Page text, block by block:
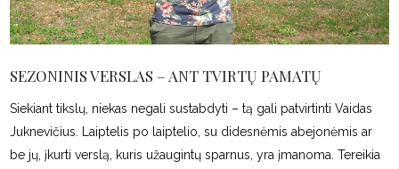
SEZONINIS VERSLAS – ANT TVIRTŲ PAMATŲ
Siekiant tikslų, niekas negali sustabdyti – tą gali patvirtinti Vaidas
Juknevičius. Laiptelis po laiptelio, su didesnėmis abejonėmis ar
be jų, įkurti verslą, kuris užaugintų sparnus, yra įmanoma. Tereikia